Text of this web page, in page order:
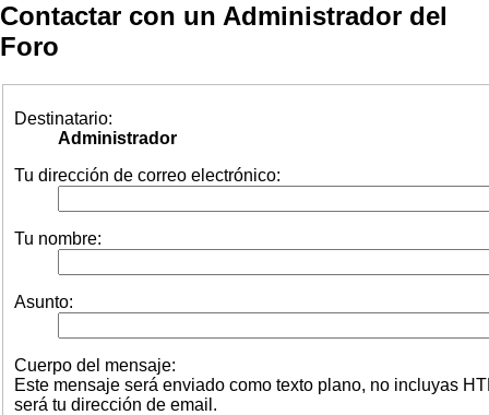
Contactar con un Administrador del
Foro
Destinatario:
Administrador
Tu dirección de correo electrónico:
Tu nombre:
Asunto:
Cuerpo del mensaje:
Este mensaje será enviado como texto plano, no incluyas
será tu dirección de email.